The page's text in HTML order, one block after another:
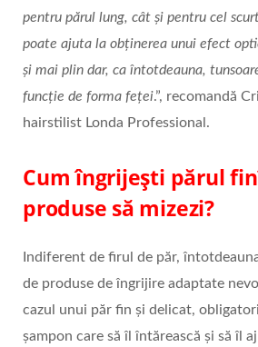
pentru părul lung, cât și pentru cel
poate ajuta la obținerea unui efect
și mai plin dar, ca întotdeauna,
funcție de forma feței.”, recomandă
hairstilist Londa Professional.
Cum îngrijești părul
produse să mizezi?
Indiferent de firul de păr,
de produse de îngrijire adaptate
cazul unui păr fin și delicat,
șampon care să îl întărească și să îl